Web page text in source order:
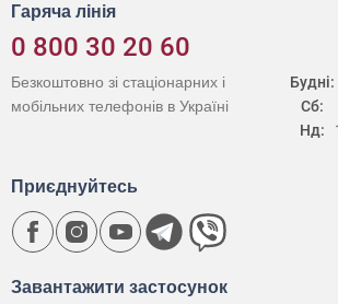
Гаряча лінія
0 800 30 20 60
Будні:
Сб:
Нд:
Безкоштовно зі стаціонарних і
мобільних телефонів в Україні
Завантажити застосунок
Приєднуйтесь